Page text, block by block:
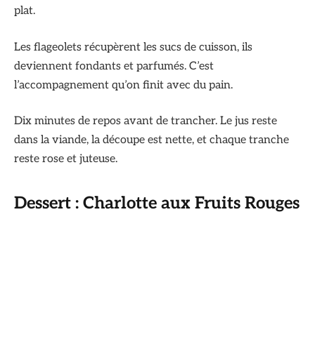
plat.
Les flageolets récupèrent les sucs de cuisson, ils
deviennent fondants et parfumés. C’est
l’accompagnement qu’on finit avec du pain.
Dix minutes de repos avant de trancher. Le jus reste
dans la viande, la découpe est nette, et chaque tranche
reste rose et juteuse.
Dessert : Charlotte aux Fruits Rouges